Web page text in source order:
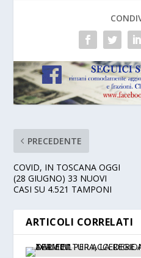
PRECEDENTE
COVID, IN TOSCANA OGGI
(28 GIUGNO) 33 NUOVI
CASI SU 4.521 TAMPONI
ARTICOLI CORRELATI